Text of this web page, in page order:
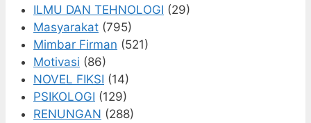
ILMU DAN TEHNOLOGI (29)
Masyarakat (795)
Mimbar Firman (521)
Motivasi (86)
NOVEL FIKSI (14)
PSIKOLOGI (129)
RENUNGAN (288)